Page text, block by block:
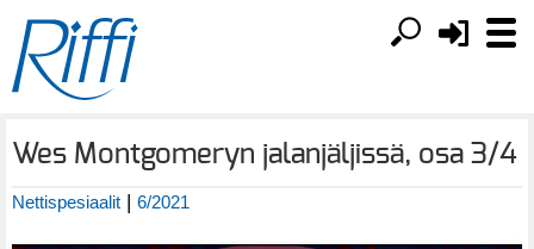
Wes Montgomeryn jalanjäljissä, osa 3/4
Nettispesiaalit | 6/2021